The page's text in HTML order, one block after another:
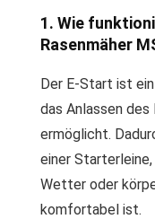
1. Wie
Rasenmäher
Der E-Start ist
das Anlassen
ermöglicht.
einer
Wetter oder
komfortabel ist.